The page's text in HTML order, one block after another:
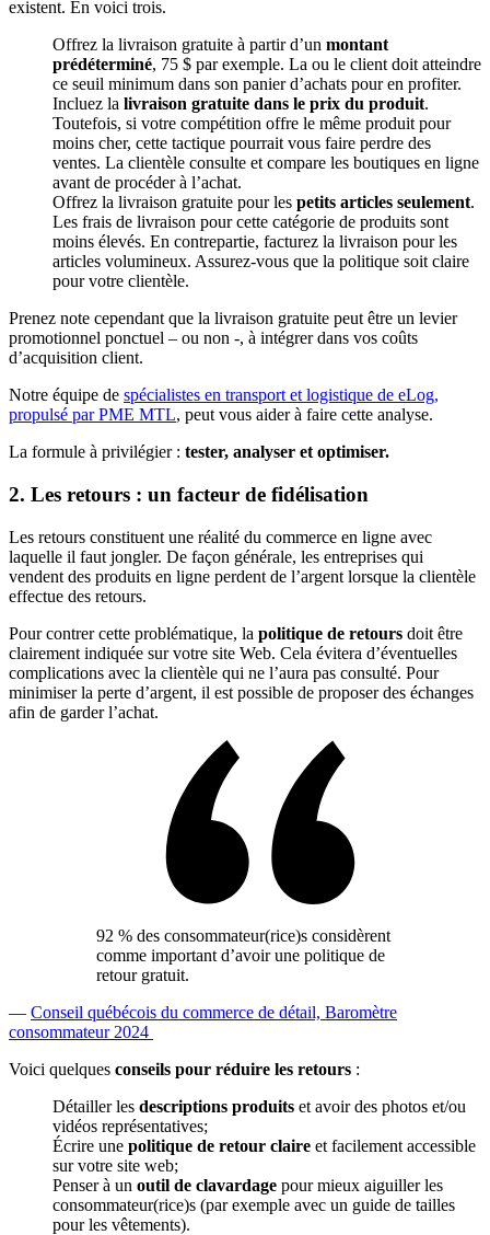
existent. En voici trois.
Offrez la livraison gratuite à partir d’un montant
prédéterminé, 75 $ par exemple. La ou le client doit atteindre
ce seuil minimum dans son panier d’achats pour en profiter.
Incluez la livraison gratuite dans le prix du produit.
Toutefois, si votre compétition offre le même produit pour
moins cher, cette tactique pourrait vous faire perdre des
ventes. La clientèle consulte et compare les boutiques en ligne
avant de procéder à l’achat.
Offrez la livraison gratuite pour les petits articles seulement.
Les frais de livraison pour cette catégorie de produits sont
moins élevés. En contrepartie, facturez la livraison pour les
articles volumineux. Assurez-vous que la politique soit claire
pour votre clientèle.
Prenez note cependant que la livraison gratuite peut être un levier
promotionnel ponctuel – ou non -, à intégrer dans vos coûts
d’acquisition client.
Notre équipe de spécialistes en transport et logistique de eLog,
propulsé par PME MTL, peut vous aider à faire cette analyse.
La formule à privilégier : tester, analyser et optimiser.
2. Les retours : un facteur de fidélisation
Les retours constituent une réalité du commerce en ligne avec
laquelle il faut jongler. De façon générale, les entreprises qui
vendent des produits en ligne perdent de l’argent lorsque la clientèle
effectue des retours.
Pour contrer cette problématique, la politique de retours doit être
clairement indiquée sur votre site Web. Cela évitera d’éventuelles
complications avec la clientèle qui ne l’aura pas consulté. Pour
minimiser la perte d’argent, il est possible de proposer des échanges
afin de garder l’achat.
92 % des consommateur(rice)s considèrent
comme important d’avoir une politique de
retour gratuit.
— Conseil québécois du commerce de détail, Baromètre
consommateur 2024
Voici quelques conseils pour réduire les retours :
Détailler les descriptions produits et avoir des photos et/ou
vidéos représentatives;
Écrire une politique de retour claire et facilement accessible
sur votre site web;
Penser à un outil de clavardage pour mieux aiguiller les
consommateur(rice)s (par exemple avec un guide de tailles
pour les vêtements).